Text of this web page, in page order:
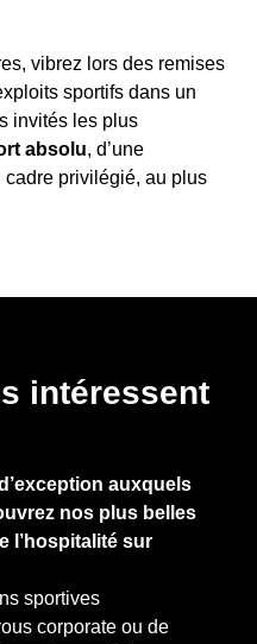
vibrez lors des remises
sportifs dans un
invités les plus
absolu, d’une
cadre privilégié, au plus
intéressent
auxquels
nos plus belles
l’hospitalité sur
sportives
corporate ou de